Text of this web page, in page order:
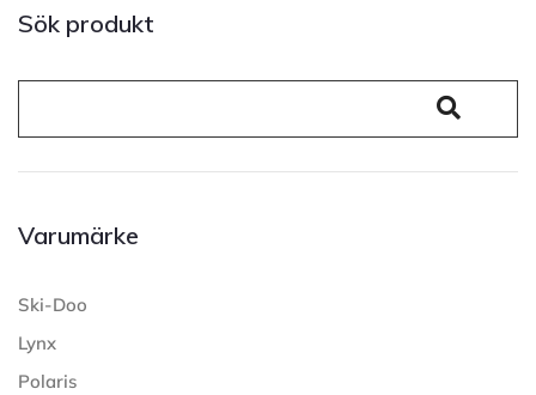
Sök produkt
Varumärke
Ski-Doo
Lynx
Polaris